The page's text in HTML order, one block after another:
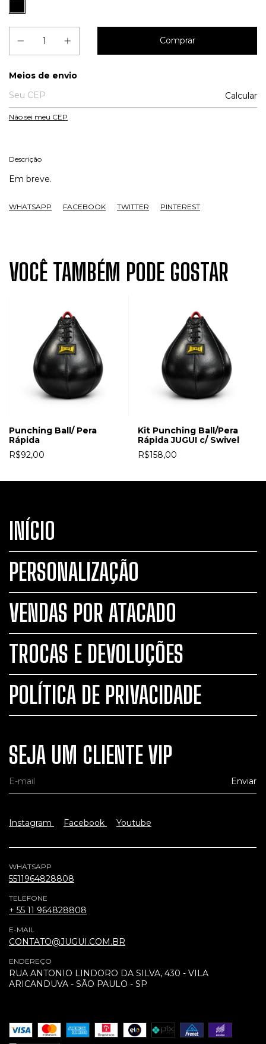
Entregas para o CEP:
Meios de envio
Calcular
Não sei meu CEP
Descrição
Em breve.
WHATSAPP FACEBOOK TWITTER PINTEREST
VOCÊ TAMBÉM PODE GOSTAR
Punching Ball/ Pera
Rápida
R$92,00
Kit Punching Ball/Pera
Rápida JUGUI c/ Swivel
R$158,00
INÍCIO
PERSONALIZAÇÃO
VENDAS POR ATACADO
TROCAS E DEVOLUÇÕES
POLÍTICA DE PRIVACIDADE
SEJA UM CLIENTE VIP
Instagram Facebook Youtube
WHATSAPP
5511964828808
TELEFONE
+ 55 11 964828808
E-MAIL
CONTATO@JUGUI.COM.BR
ENDEREÇO
RUA ANTONIO LINDORO DA SILVA, 430 - VILA
ARICANDUVA - SÃO PAULO - SP